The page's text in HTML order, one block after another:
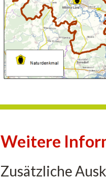
Weitere
Zusätzliche